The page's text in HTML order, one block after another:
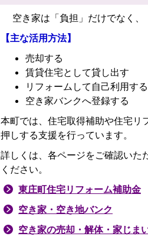
空き家は「負担」だけでなく、
【主な活用方法】
売却する
賃貸住宅として貸し出す
リフォームして自己利用する
空き家バンクへ登録する
本町では、住宅取得補助や住宅リ
押しする支援を行っています。
詳しくは、各ページをご確認い
ください。
東庄町住宅リフォーム補助金
空き家・空き地バンク
空き家の売却・解体・家じま